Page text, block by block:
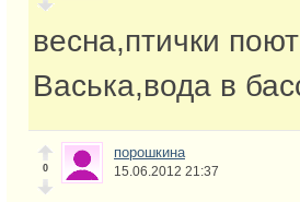
весна,птички поют
Васька,вода в
0
порошкина
15.06.2012 21:37